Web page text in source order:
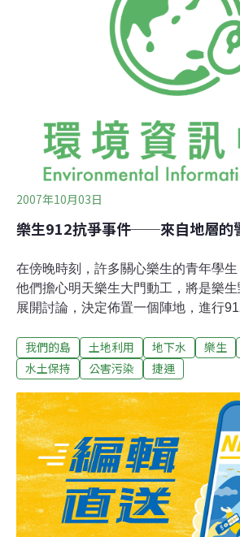
還要進行朝野協商。樂生自救會還有許
案朝野協商前站出來，為台灣的漢生病
院在這個會期通過漢生病補償條例，因
媽年紀大了，唯一的心願就是希望能在
2007年10月03日
樂生912抗爭事件──來自地層的
在傍晚時刻，許多關心樂生的青年學生
他們擔心明天樂生大門動工，將是樂
展開討論，決定佈置一個陣地，進行
生紛紛投入防禦工事的搭設，搬來院區
一道阻擋障礙。學生在地上釘牢鐵鍊，
面對優勢的警力，這樣簡陋的抗爭，
只想讓外界了解，樂生抗爭追求的是
興建，造成樂生療養院的破壞，弱勢
學生，開始推動樂生保存運動。他們
不滿政府迴避文化資產審查，失去程
工。除了樂生院區的文化價值之外，
禁的人權課題，也是學生關心的。為
我們的島 土地利用 地下水 樂生
水土保持
公害污染 捷運